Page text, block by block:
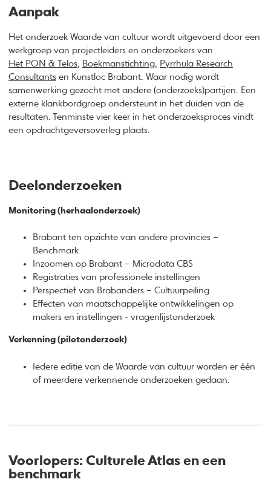
Aanpak
Het onderzoek Waarde van cultuur wordt uitgevoerd door een
werkgroep van projectleiders en onderzoekers van
Het PON & Telos, Boekmanstichting, Pyrrhula Research
Consultants en Kunstloc Brabant. Waar nodig wordt
samenwerking gezocht met andere (onderzoeks)partijen. Een
externe klankbordgroep ondersteunt in het duiden van de
resultaten. Tenminste vier keer in het onderzoeksproces vindt
een opdrachtgeversoverleg plaats.
Deelonderzoeken
Monitoring (herhaalonderzoek)
Brabant ten opzichte van andere provincies –
Benchmark
Inzoomen op Brabant – Microdata CBS
Registraties van professionele instellingen
Perspectief van Brabanders – Cultuurpeiling
Effecten van maatschappelijke ontwikkelingen op
makers en instellingen - vragenlijstonderzoek
Verkenning (pilotonderzoek)
Iedere editie van de Waarde van cultuur worden er één
of meerdere verkennende onderzoeken gedaan.
Voorlopers: Culturele Atlas en een
benchmark